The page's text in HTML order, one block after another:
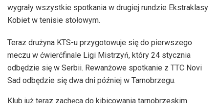
wygrały wszystkie spotkania w drugiej rundzie Ekstraklasy
Kobiet w tenisie stołowym.
Teraz drużyna KTS-u przygotowuje się do pierwszego
meczu w ćwierćfinale Ligi Mistrzyń, który 24 stycznia
odbędzie się w Serbii. Rewanżowe spotkanie z TTC Novi
Sad odbędzie się dwa dni później w Tarnobrzegu.
Klub już teraz zachęca do kibicowania tarnobrzeskim